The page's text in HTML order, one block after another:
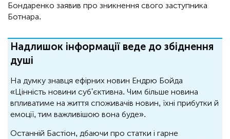
Бондаренко заявив про зникнення свого заступника
Ботнара.
Надлишок інформації веде до збіднення
душі
На думку знавця ефірних новин Ендрю Бойда
«Цінність новини суб'єктивна. Чим більше новина
впливатиме на життя споживачів новин, їхні прибутки й
емоції, тим важливішою вона буде».
Останній Бастіон, дбаючи про статки і гарне